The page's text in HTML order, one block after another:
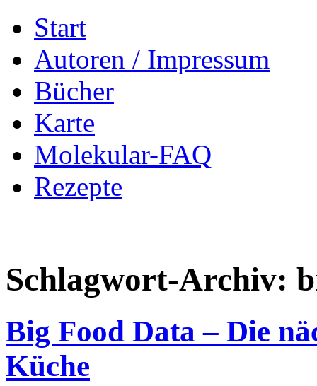
Inhalt
springenStart
Autoren / Impressum
Bücher
Karte
Molekular-FAQ
Rezepte
Schlagwort-Archiv:
Big Food Data – Die
Küche